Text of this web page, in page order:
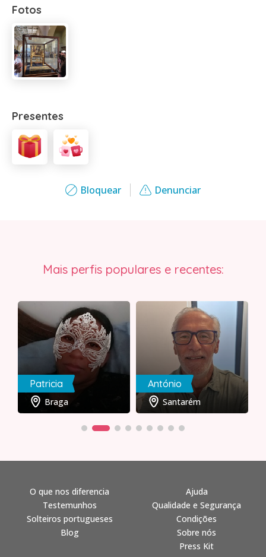
Bloquear Denunciar
Fotos
Presentes
Mais perfis populares e recentes:
Patricia
Braga
António
Santarém
O que nos diferencia
Testemunhos
Solteiros portugueses
Blog
Ajuda
Qualidade e Segurança
Condições
Sobre nós
Press Kit